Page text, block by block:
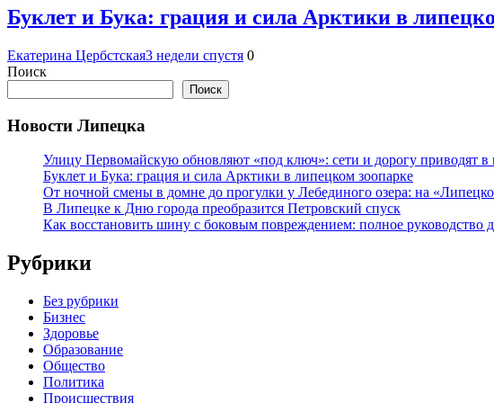
Буклет и Бука: грация и сила Арктики в
Екатерина Цербстская3 недели спустя 0
Поиск
Поиск
Новости Липецка
Улицу Первомайскую обновляют «под ключ»: сети и дорогу приводят в
Буклет и Бука: грация и сила Арктики в липецком зоопарке
От ночной смены в домне до прогулки у Лебединого озера: на
В Липецке к Дню города преобразится Петровский спуск
Как восстановить шину с боковым повреждением: полное руководство
Рубрики
Без рубрики
Бизнес
Здоровье
Образование
Общество
Политика
Происшествия